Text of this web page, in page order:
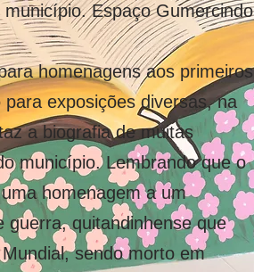
Espaço Gumercindo
homenagens aos primeiros
exposições diversas, na
a biografia de muitas
município. Lembrando que o
homenagem a um
guerra, quitandinhense que
Mundial, sendo morto em